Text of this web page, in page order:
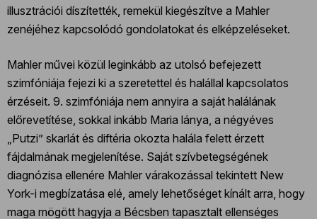
illusztrációi díszítették, remekül kiegészítve a Mahler
zenéjéhez kapcsolódó gondolatokat és elképzeléseket.
Mahler művei közül leginkább az utolsó befejezett
szimfóniája fejezi ki a szeretettel és halállal kapcsolatos
érzéseit. 9. szimfóniája nem annyira a saját halálának
előrevetítése, sokkal inkább Maria lánya, a négyéves
„Putzi” skarlát és diftéria okozta halála felett érzett
fájdalmának megjelenítése. Saját szívbetegségének
diagnózisa ellenére Mahler várakozással tekintett New
York-i megbízatása elé, amely lehetőséget kínált arra, hogy
maga mögött hagyja a Bécsben tapasztalt ellenséges